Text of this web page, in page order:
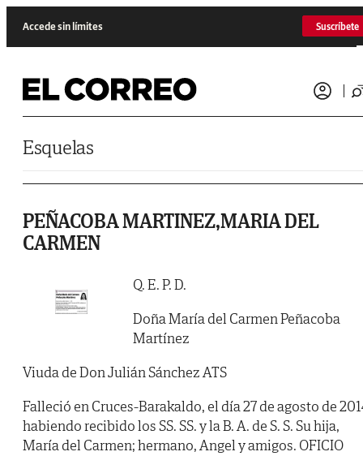
Accede sin límites Suscríbete
Esquelas
PEÑACOBA MARTINEZ,MARIA DEL
CARMEN
Q. E. P. D.
Doña María del Carmen Peñacoba
Martínez
Viuda de Don Julián Sánchez ATS
Falleció en Cruces-Barakaldo, el día 27 de agosto de
habiendo recibido los SS. SS. y la B. A. de S. S. Su hija,
María del Carmen; hermano, Angel y amigos. OFICIO